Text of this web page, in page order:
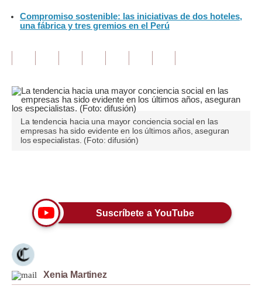
Editorial
Tendencias
Lujo
Mundo
EEUU
México
Compromiso sostenible: las iniciativas de dos hoteles,
una fábrica y tres gremios en el Perú
La tendencia hacia una mayor conciencia social en las
empresas ha sido evidente en los últimos años, aseguran
los especialistas. (Foto: difusión)
Suscríbete a YouTube
Xenia Martinez